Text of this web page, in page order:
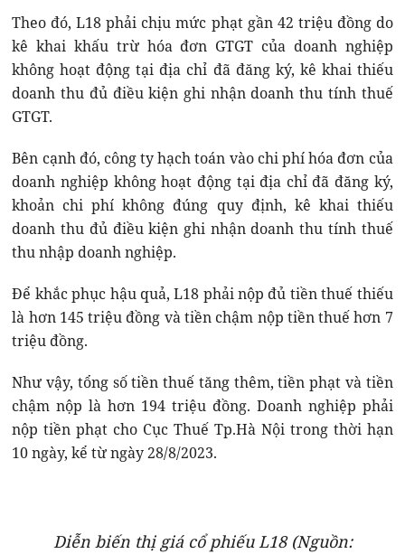
Theo đó, L18 phải chịu mức phạt gần 42 triệu đồng do
kê khai khấu trừ hóa đơn GTGT của doanh nghiệp
không hoạt động tại địa chỉ đã đăng ký, kê khai thiếu
doanh thu đủ điều kiện ghi nhận doanh thu tính thuế
GTGT.
Bên cạnh đó, công ty hạch toán vào chi phí hóa đơn của
doanh nghiệp không hoạt động tại địa chỉ đã đăng ký,
khoản chi phí không đúng quy định, kê khai thiếu
doanh thu đủ điều kiện ghi nhận doanh thu tính thuế
thu nhập doanh nghiệp.
Để khắc phục hậu quả, L18 phải nộp đủ tiền thuế thiếu
là hơn 145 triệu đồng và tiền chậm nộp tiền thuế hơn 7
triệu đồng.
Như vậy, tổng số tiền thuế tăng thêm, tiền phạt và tiền
chậm nộp là hơn 194 triệu đồng. Doanh nghiệp phải
nộp tiền phạt cho Cục Thuế Tp.Hà Nội trong thời hạn
10 ngày, kể từ ngày 28/8/2023.
Diễn biến thị giá cổ phiếu L18 (Nguồn: